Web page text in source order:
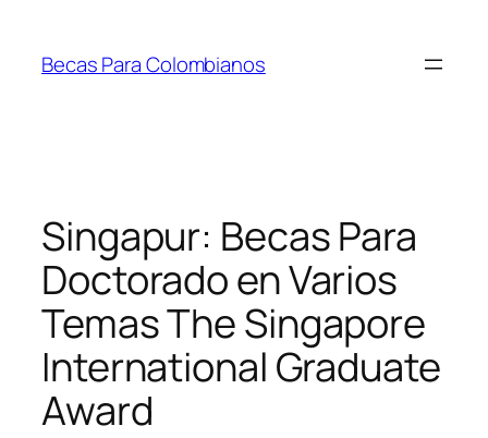
contenido
Becas Para Colombianos
Singapur: Becas Para
Doctorado en Varios
Temas The Singapore
International Graduate
Award